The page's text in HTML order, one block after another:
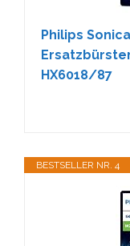
Philips
HX6018/87
BESTSELLER NR. 4